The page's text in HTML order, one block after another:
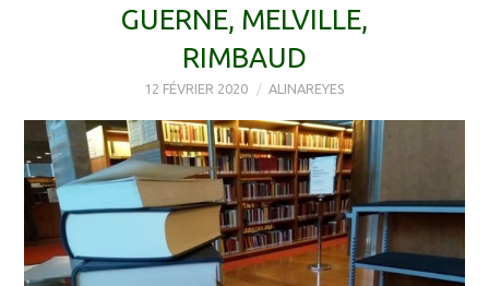
GUERNE, MELVILLE,
RIMBAUD
12 FÉVRIER 2020 ALINAREYES